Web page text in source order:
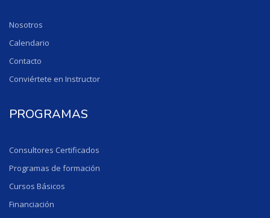
Nosotros
Calendario
Contacto
Conviértete en Instructor
PROGRAMAS
Consultores Certificados
Programas de formación
Cursos Básicos
Financiación